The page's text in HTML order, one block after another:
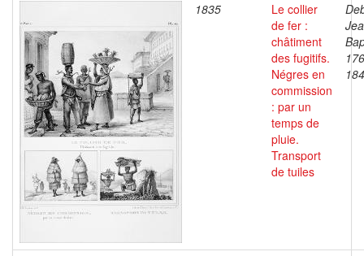
1835
Le collier
de fer :
châtiment
des fugitifs.
Négres en
commission
: par un
temps de
pluie.
Transport
de tuiles